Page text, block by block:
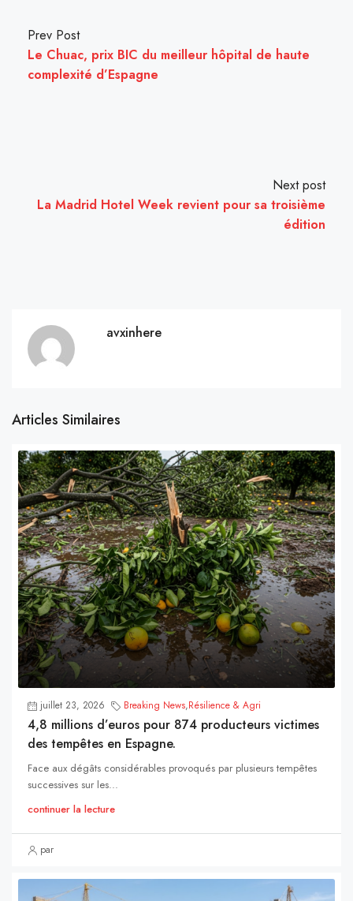
Prev Post
Le Chuac, prix BIC du meilleur hôpital de haute
complexité d’Espagne
Next post
La Madrid Hotel Week revient pour sa troisième
édition
avxinhere
Articles Similaires
juillet 23, 2026 Breaking News,Résilience & Agri
4,8 millions d’euros pour 874 producteurs victimes
des tempêtes en Espagne.
Face aux dégâts considérables provoqués par plusieurs tempêtes
successives sur les...
continuer la lecture
par